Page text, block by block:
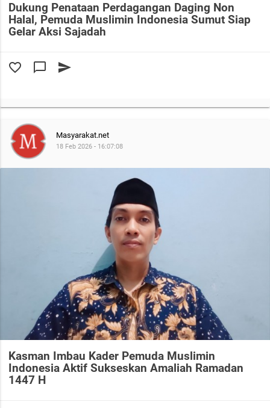
Dukung Penataan Perdagangan Daging Non
Halal, Pemuda Muslimin Indonesia Sumut Siap
Gelar Aksi Sajadah
favorite_border chat_bubble_outline send
Masyarakat.net
18 Feb 2026 - 16:07:08
Kasman Imbau Kader Pemuda Muslimin
Indonesia Aktif Sukseskan Amaliah Ramadan
1447 H